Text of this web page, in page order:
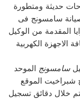
حديثة ومتطورة
سامسونج فى
المقدمة من الوكيل
الاجهزة الكهربية
سامسونج الموحد
شبراخيت الموقع
يتم خلال دقائق تسجيل